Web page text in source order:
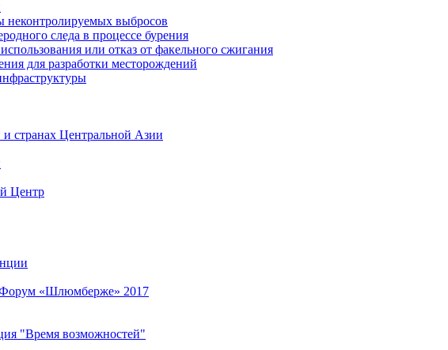
неконтролируемых выбросов
следа в процессе бурения
или отказ от факельного сжигания
для разработки месторождений
странах Центральной Азии
Центр
Форум «Шлюмберже» 2017
"Время возможностей"